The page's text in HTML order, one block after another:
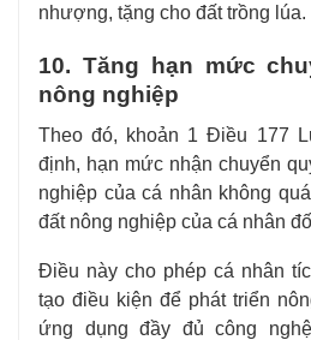
nhượng, tặng cho đất trồng lúa.
10. Tăng hạn mức
nông nghiệp
Theo đó, khoản 1 Điều 177
định, hạn mức nhận chuyển
nghiệp của cá nhân không
đất nông nghiệp của cá nhân
Điều này cho phép cá nhân
tạo điều kiện để phát triển
ứng dụng đầy đủ công